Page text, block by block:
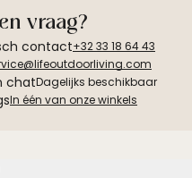
vraag?
contact+32 33 18 64 43
chatDagelijks beschikbaar
In één van onze winkels